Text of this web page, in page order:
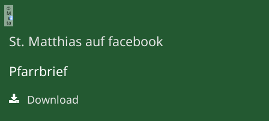
©
M
e
ta
St. Matthias auf facebook
Pfarrbrief
Download